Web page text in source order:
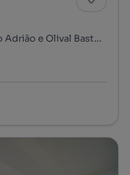
Rua António Aleixo, Póvoa de Santo Adrião e Olival Basto, Odivelas, Lisboa